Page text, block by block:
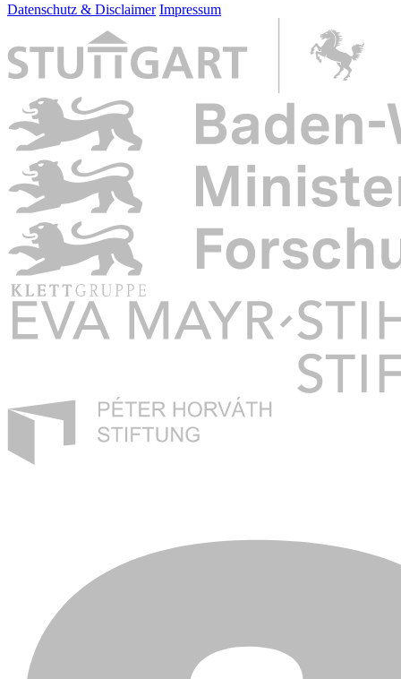
Datenschutz & Disclaimer Impressum